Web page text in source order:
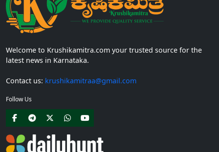
Welcome to Krushikamitra.com your trusted source for the
latest news in Karnataka.
Contact us: krushikamitraa@gmail.com
Follow Us